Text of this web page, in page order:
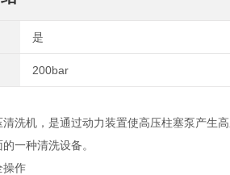
是
200bar
清洗机，是通过动力装置使高压柱塞泵产生
一种清洗设备。
操作